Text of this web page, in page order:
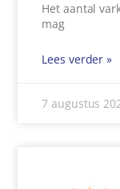
Het aantal
mag
Lees verder »
7 augustus